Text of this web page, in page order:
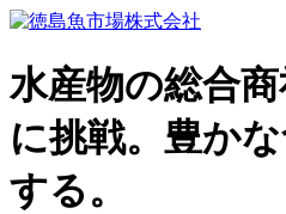
水産物の総合
に挑戦。豊か
する。